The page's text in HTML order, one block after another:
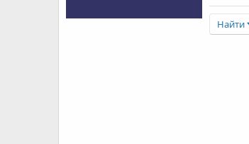
Найти